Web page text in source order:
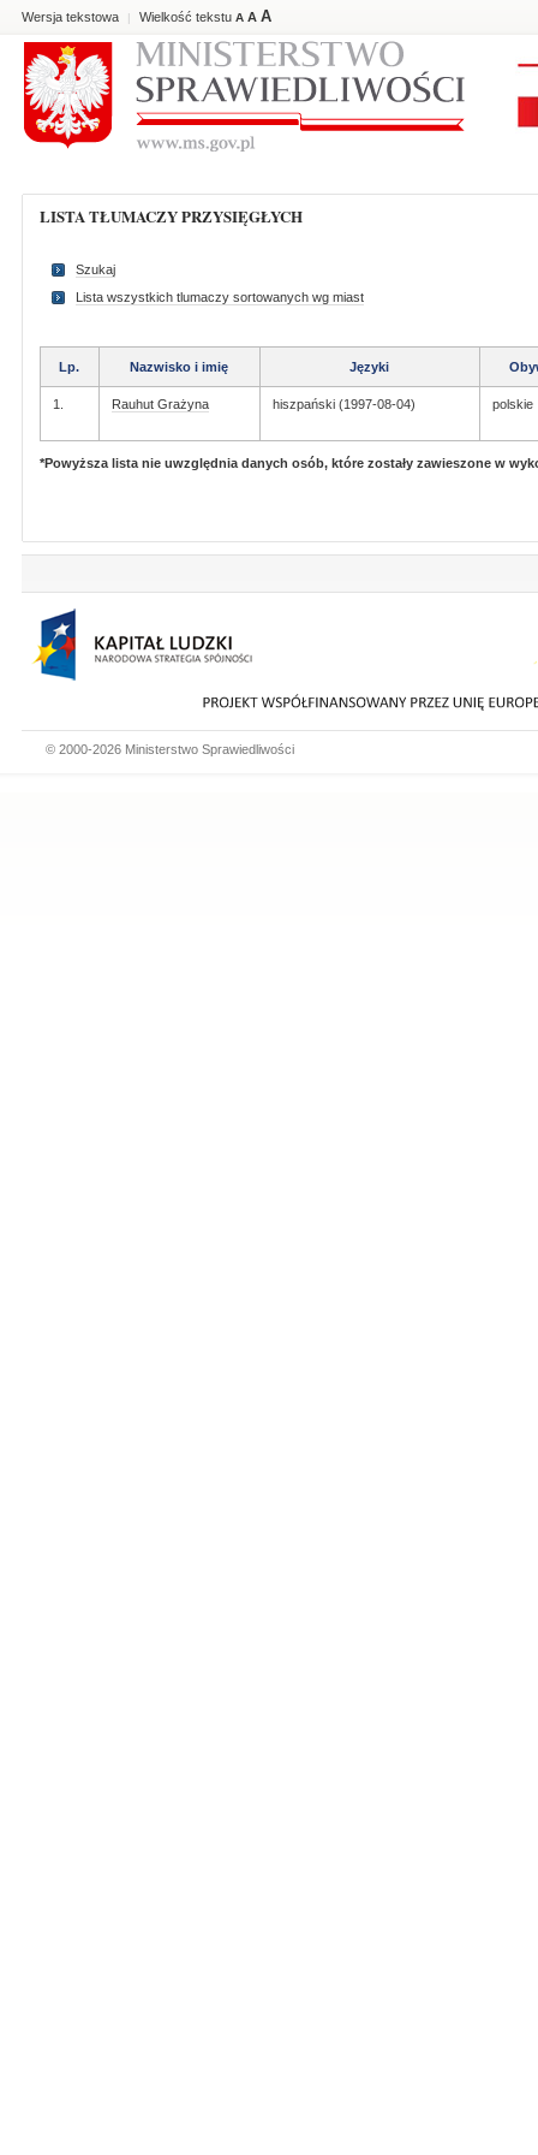
Wersja tekstowa | Wielkość tekstu A A A
LISTA TŁUMACZY PRZYSIĘGŁYCH
Szukaj
Lista wszystkich tlumaczy sortowanych wg miast
Lp. Nazwisko i imię Języki
1. Rauhut Grażyna hiszpański (1997-08-04) polskie
*Powyższa lista nie uwzględnia danych osób, które zostały zawieszone w
© 2000-2026 Ministerstwo Sprawiedliwości